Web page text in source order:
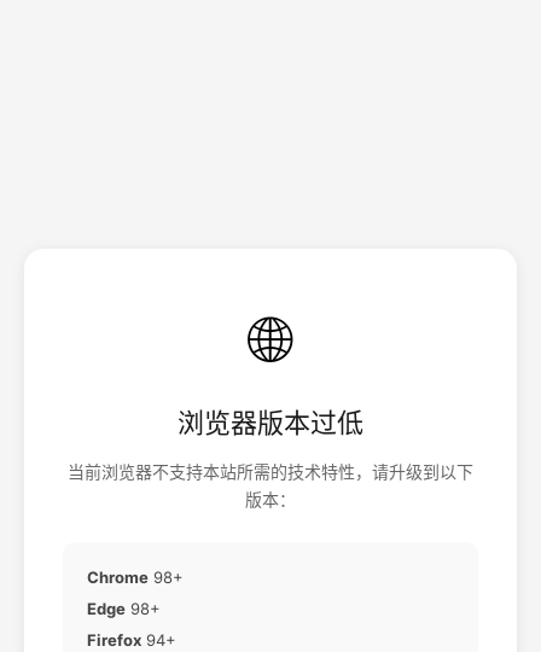
🌐
浏览器版本过低
当前浏览器不支持本站所需的技术特性，请升级到以下
版本：
Chrome 98+
Edge 98+
Firefox 94+